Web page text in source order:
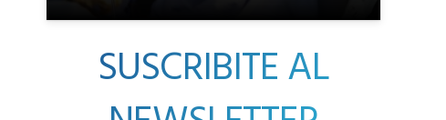
SUSCRIBITE AL